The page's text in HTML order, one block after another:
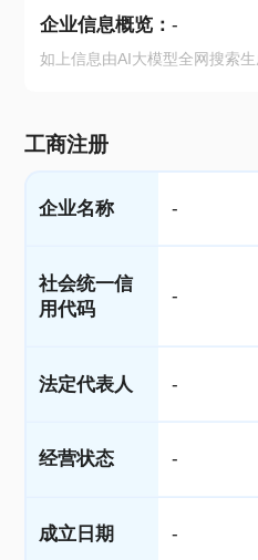
企业信息概览： -
如上信息由AI大模型全网搜索
工商注册
企业名称 -
社会统一信
用代码
-
法定代表人 -
经营状态 -
成立日期 -